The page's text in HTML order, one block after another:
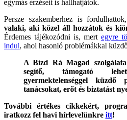
egymás érzéseit is hallhatjátok.
Persze szakemberhez is
valaki, aki közel áll hozzátok és
Érdemes tájékozódni is, mert egyre
indul, ahol hasonló problémákkal
A Bízd Rá Magad szolgálata
segítő, támogató
gyermektelenséggel
tanácsokat, erőt és biztatást
További értékes cikkekért,
iratkozz fel havi hírlevelünkre itt!